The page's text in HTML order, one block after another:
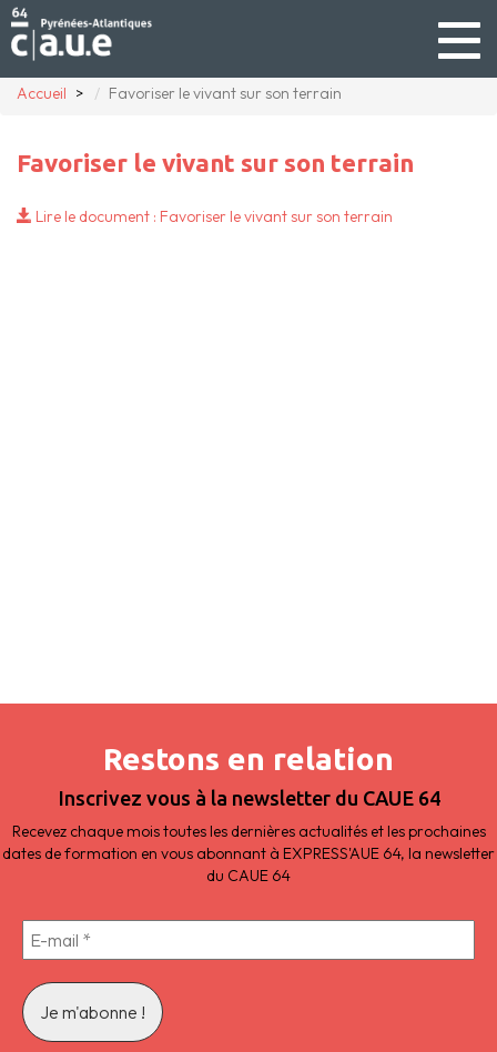
Accueil
Favoriser le vivant sur son terrain
Favoriser le vivant sur son terrain
Lire le document : Favoriser le vivant sur son terrain
Restons en relation
Inscrivez vous à la newsletter du CAUE 64
Recevez chaque mois toutes les dernières actualités et les prochaines
dates de formation en vous abonnant à EXPRESS'AUE 64, la newsletter
du CAUE 64